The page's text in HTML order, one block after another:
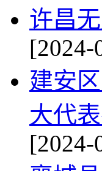
许昌
[2024-
建安
大代
[2024-